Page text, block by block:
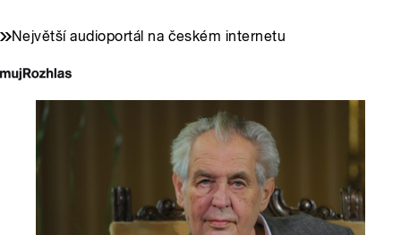
Největší audioportál na českém internetu